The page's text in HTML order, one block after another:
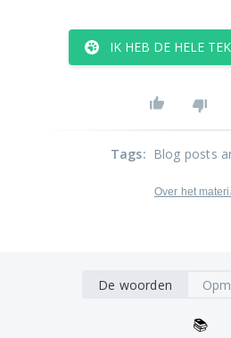
IK HEB DE HELE
Tags: Blog posts
Over het
De woorden
📚